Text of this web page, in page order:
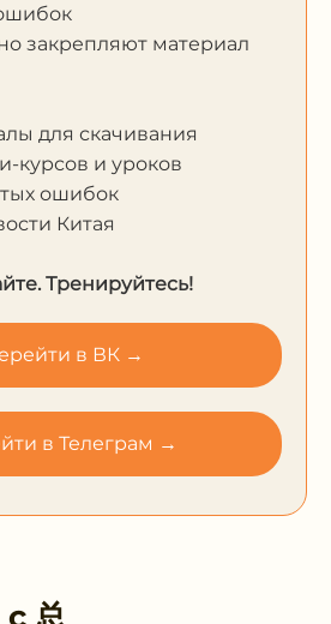
закрепляют материал
для скачивания
и уроков
ошибок
Китая
Тренируйтесь!
в ВК →
в Телеграм →